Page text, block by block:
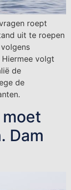
roept
uit te roepen
volgt
de
de
Dam